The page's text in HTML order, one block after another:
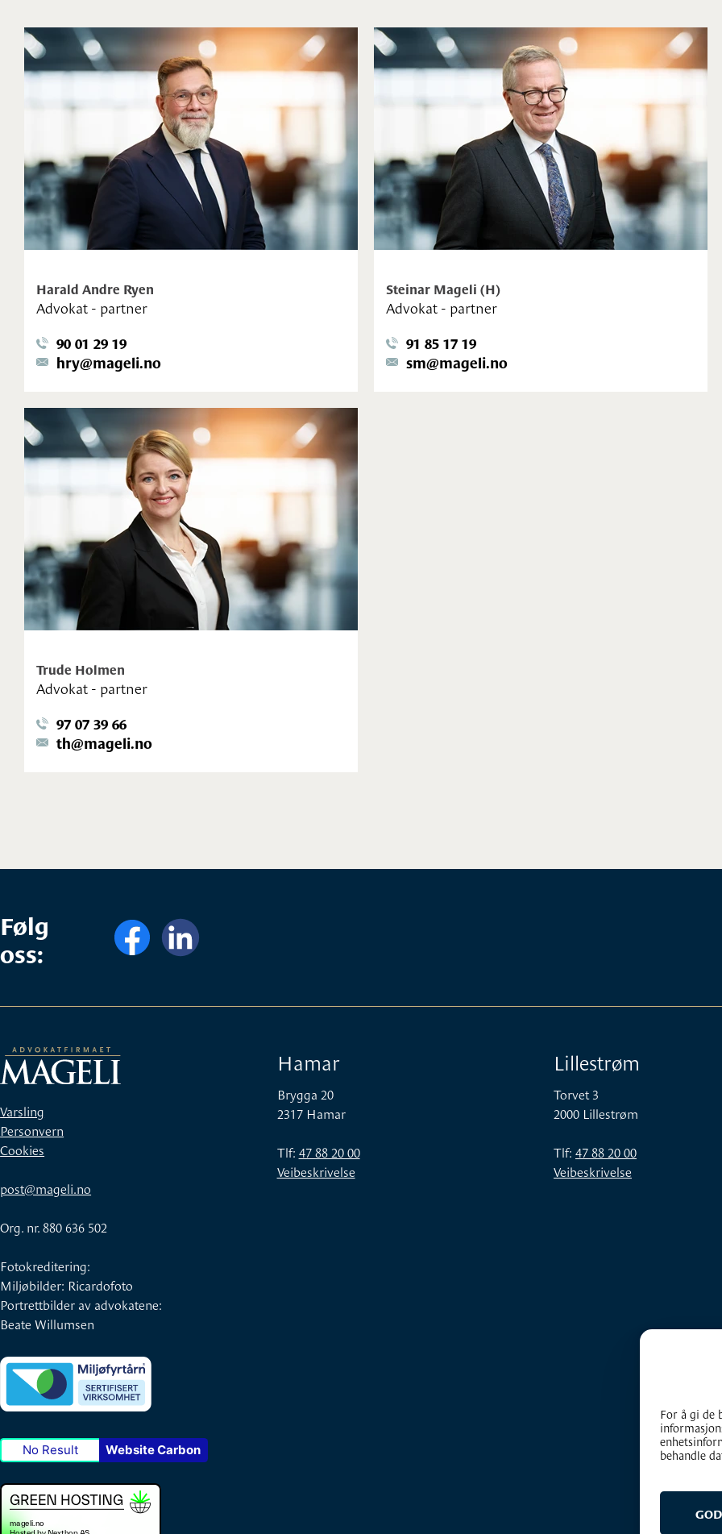
Harald Andre Ryen
Advokat - partner
90 01 29 19
hry@mageli.no
Steinar Mageli (H)
Advokat - partner
91 85 17 19
sm@mageli.no
Trude Holmen
Advokat - partner
97 07 39 66
th@mageli.no
Følg
oss:
Varsling
Personvern
Cookies
post@mageli.no
Org. nr. 880 636 502
Fotokreditering:
Miljøbilder: Ricardofoto
Portrettbilder av advokatene:
Beate Willumsen
No Result Website Carbon
Hamar
Brygga 20
2317 Hamar
Tlf: 47 88 20 00
Veibeskrivelse
Lillestrøm
Torvet 3
2000 Lillestrøm
Tlf: 47 88 20 00
Veibeskrivelse
For å gi de
behandle